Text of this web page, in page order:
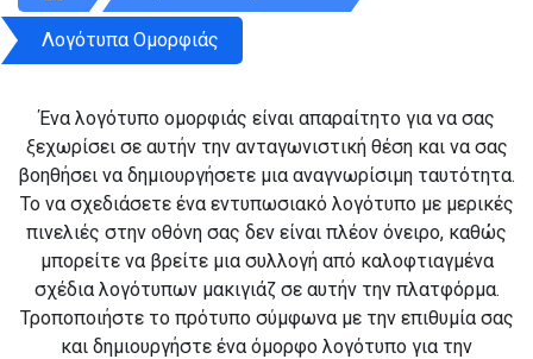
Λογότυπα Ομορφιάς
Ένα λογότυπο ομορφιάς είναι απαραίτητο για να σας
ξεχωρίσει σε αυτήν την ανταγωνιστική θέση και να σας
βοηθήσει να δημιουργήσετε μια αναγνωρίσιμη ταυτότητα.
Το να σχεδιάσετε ένα εντυπωσιακό λογότυπο με μερικές
πινελιές στην οθόνη σας δεν είναι πλέον όνειρο, καθώς
μπορείτε να βρείτε μια συλλογή από καλοφτιαγμένα
σχέδια λογότυπων μακιγιάζ σε αυτήν την πλατφόρμα.
Τροποποιήστε το πρότυπο σύμφωνα με την επιθυμία σας
και δημιουργήστε ένα όμορφο λογότυπο για την